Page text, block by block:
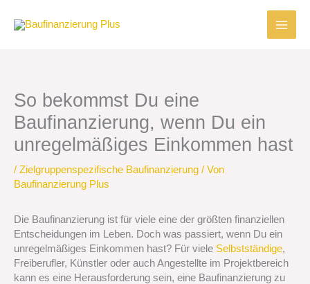
Inhalt
So bekommst Du eine
Baufinanzierung, wenn Du ein
unregelmäßiges Einkommen hast
/ Zielgruppenspezifische Baufinanzierung / Von
Baufinanzierung Plus
Die Baufinanzierung ist für viele eine der größten finanziellen
Entscheidungen im Leben. Doch was passiert, wenn Du ein
unregelmäßiges Einkommen hast? Für viele Selbstständige,
Freiberufler, Künstler oder auch Angestellte im Projektbereich
kann es eine Herausforderung sein, eine Baufinanzierung zu